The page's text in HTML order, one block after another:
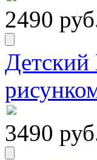
2490
Детский
3490